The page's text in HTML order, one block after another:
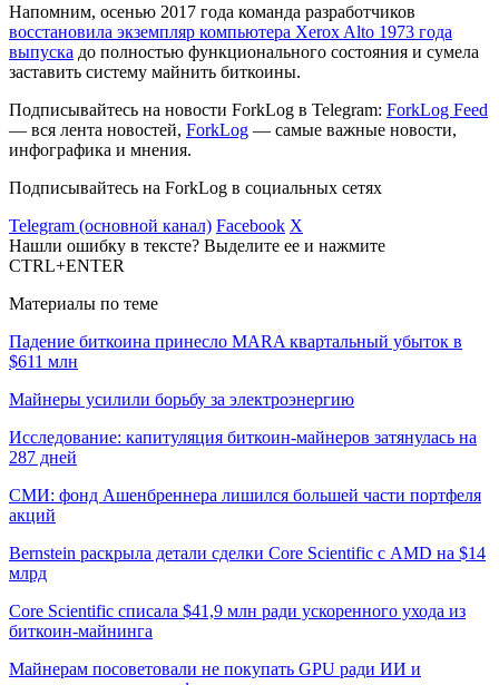
Напомним, осенью 2017 года команда разработчиков
восстановила экземпляр компьютера Xerox Alto 1973 года
выпуска до полностью функционального состояния и сумела
заставить систему майнить биткоины.
Подписывайтесь на новости ForkLog в Telegram: ForkLog Feed
— вся лента новостей, ForkLog — самые важные новости,
инфографика и мнения.
Подписывайтесь на ForkLog в социальных сетях
Telegram (основной канал) Facebook X
Нашли ошибку в тексте? Выделите ее и нажмите
CTRL+ENTER
Материалы по теме
Падение биткоина принесло MARA квартальный убыток в
$611 млн
Майнеры усилили борьбу за электроэнергию
Исследование: капитуляция биткоин-майнеров затянулась на
287 дней
СМИ: фонд Ашенбреннера лишился большей части портфеля
акций
Bernstein раскрыла детали сделки Core Scientific с AMD на $14
млрд
Core Scientific списала $41,9 млн ради ускоренного ухода из
биткоин-майнинга
Майнерам посоветовали не покупать GPU ради ИИ и